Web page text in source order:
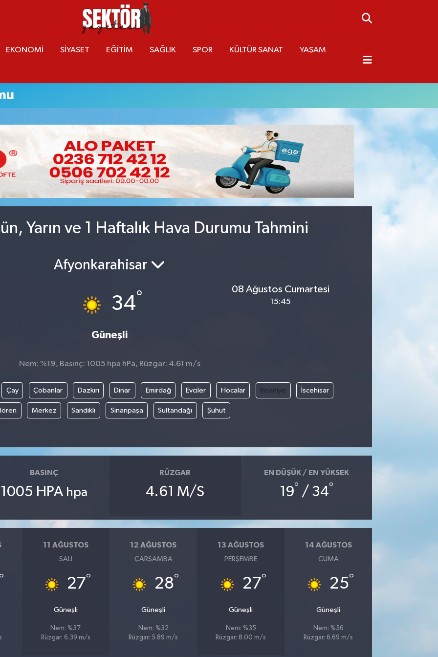
EKONOMİ SİYASET EĞİTİM SAĞLIK SPOR KÜLTÜR SANAT YAŞAM
Yarın ve 1 Haftalık Hava Durumu Tahmini
Afyonkarahisar
34°
Güneşli
08 Ağustos Cumartesi
15:45
Nem: %19, Basınç: 1005 hpa hPa, Rüzgar: 4.61 m/s
Çay Çobanlar Dazkırı Dinar Emirdağ Evciler Hocalar İhsaniye İscehisar
Merkez Sandıklı Sinanpaşa Sultandağı Şuhut
BASINÇ
1005 HPA hpa
RÜZGAR
4.61 M/S
EN DÜŞÜK / EN YÜKSEK
19° / 34°
11 AĞUSTOS
SALI
27°
Güneşli
Nem: %37
Rüzgar: 6.39 m/s
12 AĞUSTOS
ÇARŞAMBA
28°
Güneşli
Nem: %32
Rüzgar: 5.89 m/s
13 AĞUSTOS
PERŞEMBE
27°
Güneşli
Nem: %35
Rüzgar: 8.00 m/s
14 AĞUSTOS
CUMA
25°
Güneşli
Nem: %36
Rüzgar: 6.69 m/s